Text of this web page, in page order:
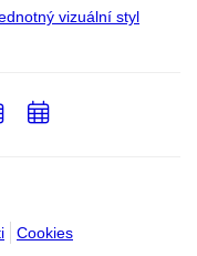
vizuální styl
Cookies
PřidatPřidat